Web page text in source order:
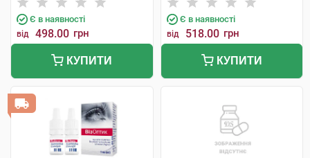
Є в наявності
від 498.00 грн
КУПИТИ
Є в наявності
від 518.00 грн
КУПИТИ